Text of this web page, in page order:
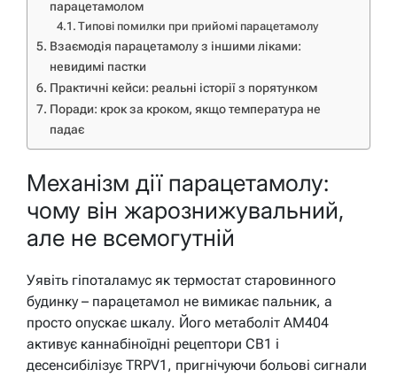
парацетамолом
Типові помилки при прийомі парацетамолу
Взаємодія парацетамолу з іншими ліками:
невидимі пастки
Практичні кейси: реальні історії з порятунком
Поради: крок за кроком, якщо температура не
падає
Механізм дії парацетамолу:
чому він жарознижувальний,
але не всемогутній
Уявіть гіпоталамус як термостат старовинного
будинку – парацетамол не вимикає пальник, а
просто опускає шкалу. Його метаболіт AM404
активує каннабіноїдні рецептори CB1 і
десенсибілізує TRPV1, пригнічуючи больові сигнали